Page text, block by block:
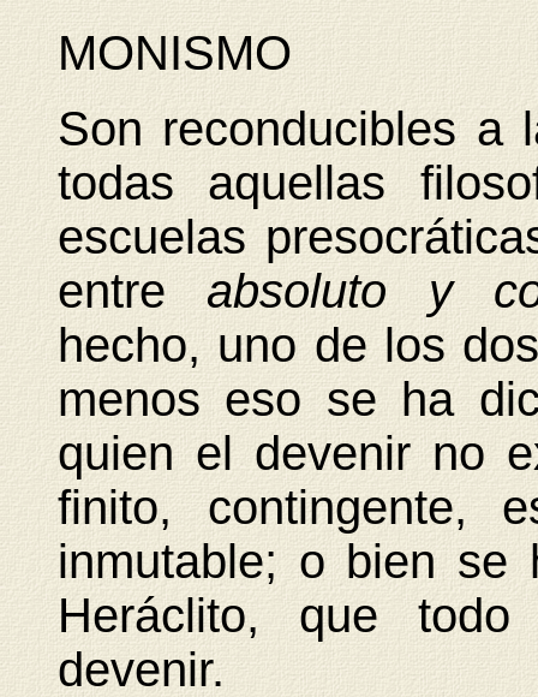
MONISMO
Son reconducibles a
todas aquellas
escuelas
entreabsoluto y
hecho, uno de los
menos eso se ha
quien el devenir no
finito, contingente,
inmutable; o bien se
Heráclito, que
devenir.